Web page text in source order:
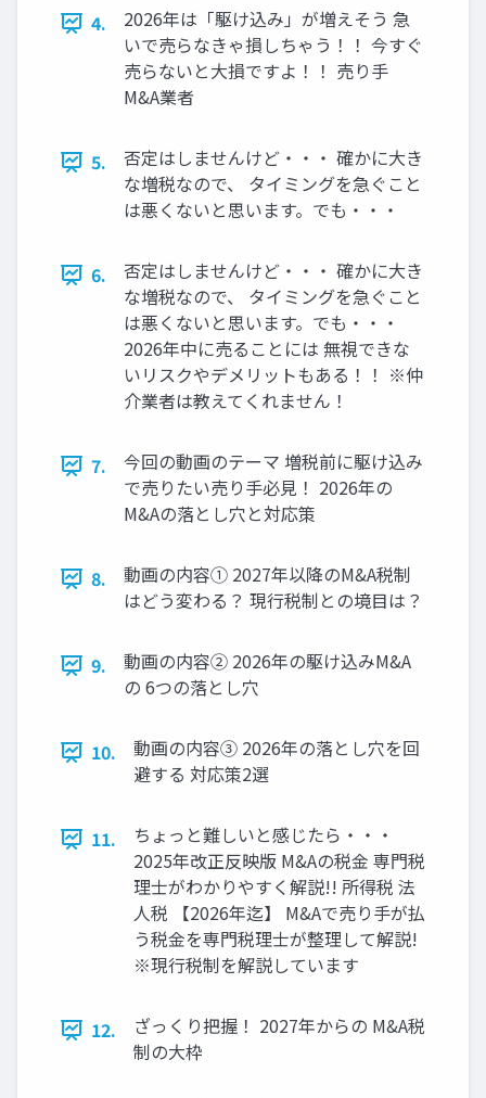
4.
2026年は「駆け込み」が増えそう 急
いで売らなきゃ損しちゃう！！ 今すぐ
売らないと大損ですよ！！ 売り手
M&A業者
5.
否定はしませんけど・・・ 確かに大き
な増税なので、 タイミングを急ぐこと
は悪くないと思います。でも・・・
6.
否定はしませんけど・・・ 確かに大き
な増税なので、 タイミングを急ぐこと
は悪くないと思います。でも・・・
2026年中に売ることには 無視できな
いリスクやデメリットもある！！ ※仲
介業者は教えてくれません！
7.
今回の動画のテーマ 増税前に駆け込み
で売りたい売り手必見！ 2026年の
M&Aの落とし穴と対応策
8.
動画の内容① 2027年以降のM&A税制
はどう変わる？ 現行税制との境目は？
9.
動画の内容② 2026年の駆け込みM&A
の 6つの落とし穴
10.
動画の内容③ 2026年の落とし穴を回
避する 対応策2選
11.
ちょっと難しいと感じたら・・・
2025年改正反映版 M&Aの税金 専門税
理士がわかりやすく解説!! 所得税 法
人税 【2026年迄】 M&Aで売り手が払
う税金を専門税理士が整理して解説!
※現行税制を解説しています
12.
ざっくり把握！ 2027年からの M&A税
制の大枠